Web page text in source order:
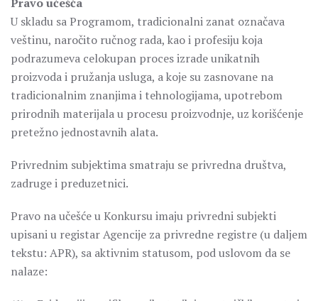
U skladu sa Programom, tradicionalni zanat označava
veštinu, naročito ručnog rada, kao i profesiju koja
podrazumeva celokupan proces izrade unikatnih
proizvoda i pružanja usluga, a koje su zasnovane na
tradicionalnim znanjima i tehnologijama, upotrebom
prirodnih materijala u procesu proizvodnje, uz korišćenje
pretežno jednostavnih alata.
Privrednim subjektima smatraju se privredna društva,
zadruge i preduzetnici.
Pravo na učešće u Konkursu imaju privredni subjekti
upisani u registar Agencije za privredne registre (u daljem
tekstu: APR), sa aktivnim statusom, pod uslovom da se
nalaze: